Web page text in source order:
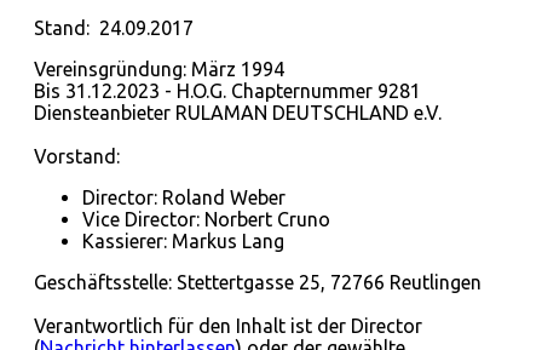
Stand: 24.09.2017
Vereinsgründung: März 1994
Bis 31.12.2023 - H.O.G. Chapternummer 9281
Diensteanbieter RULAMAN DEUTSCHLAND e.V.
Vorstand:
Director: Roland Weber
Vice Director: Norbert Cruno
Kassierer: Markus Lang
Geschäftsstelle: Stettertgasse 25, 72766 Reutlingen
Verantwortlich für den Inhalt ist der Director